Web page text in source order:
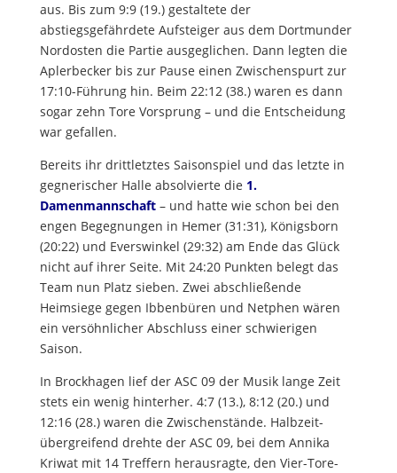
aus. Bis zum 9:9 (19.) gestaltete der
abstiegsgefährdete Aufsteiger aus dem Dortmunder
Nordosten die Partie ausgeglichen. Dann legten die
Aplerbecker bis zur Pause einen Zwischenspurt zur
17:10-Führung hin. Beim 22:12 (38.) waren es dann
sogar zehn Tore Vorsprung – und die Entscheidung
war gefallen.
Bereits ihr drittletztes Saisonspiel und das letzte in
gegnerischer Halle absolvierte die 1.
Damenmannschaft – und hatte wie schon bei den
engen Begegnungen in Hemer (31:31), Königsborn
(20:22) und Everswinkel (29:32) am Ende das Glück
nicht auf ihrer Seite. Mit 24:20 Punkten belegt das
Team nun Platz sieben. Zwei abschließende
Heimsiege gegen Ibbenbüren und Netphen wären
ein versöhnlicher Abschluss einer schwierigen
Saison.
In Brockhagen lief der ASC 09 der Musik lange Zeit
stets ein wenig hinterher. 4:7 (13.), 8:12 (20.) und
12:16 (28.) waren die Zwischenstände. Halbzeit-
übergreifend drehte der ASC 09, bei dem Annika
Kriwat mit 14 Treffern herausragte, den Vier-Tore-